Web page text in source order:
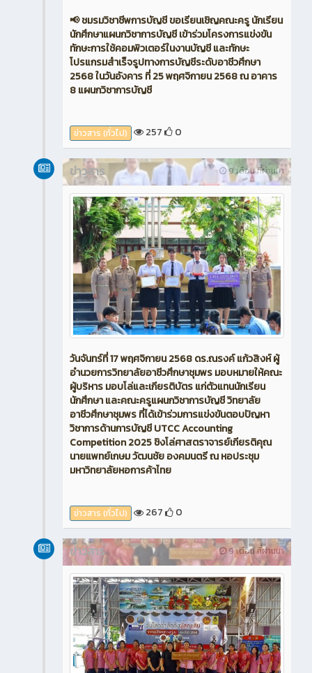
📢 ชมรมวิชาชีพการบัญชี ขอเรียนเชิญคณะครู นักเรียน
นักศึกษาแผนกวิชาการบัญชี เข้าร่วมโครงการแข่งขัน
ทักษะการใช้คอมพิวเตอร์ในงานบัญชี และทักษะ
โปรแกรมสำเร็จรูปทางการบัญชีระดับอาชีวศึกษา
2568 ในวันอังคาร ที่ 25 พฤศจิกายน 2568 ณ อาคาร
8 แผนกวิชาการบัญชี
ข่าวสาร (ทั่วไป) 257 0
9 เดือน ที่ผ่านมา
ข่าวสาร
วันจันทร์ที่ 17 พฤศจิกายน 2568 ดร.ณรงค์ แก้วสิงห์ ผู้
อำนวยการวิทยาลัยอาชีวศึกษาชุมพร มอบหมายให้คณะ
ผู้บริหาร มอบโล่และเกียรติบัตร แก่ตัวแทนนักเรียน
นักศึกษา และคณะครูแผนกวิชาการบัญชี วิทยาลัย
อาชีวศึกษาชุมพร ที่ได้เข้าร่วมการแข่งขันตอบปัญหา
วิชาการด้านการบัญชี UTCC Accounting
Competition 2025 ชิงโล่ศาสตราจารย์เกียรติคุณ
นายแพทย์เกษม วัฒนชัย องคมนตรี ณ หอประชุม
มหาวิทยาลัยหอการค้าไทย
ข่าวสาร (ทั่วไป) 267 0
9 เดือน ที่ผ่านมา
ข่าวสาร